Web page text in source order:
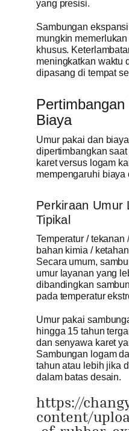
yang presisi.
Sambungan
mungkin
khusus.
meningkatkan waktu
dipasang di tempat
Biaya
Umur pakai dan
dipertimbangkan
karet versus logam
mempengaruhi
Perkiraan Umur
Tipikal
Temperatur / tekanan
bahan kimia /
Secara umum,
umur layanan yang
dibandingkan
pada temperatur
Umur pakai
hingga 15 tahun
dan senyawa karet
Sambungan logam
tahun atau lebih jika
dalam batas desain.
https://
content/